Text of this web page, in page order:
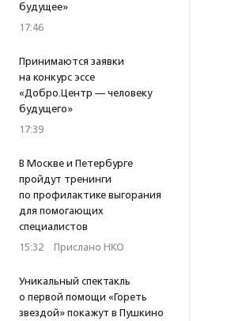
будущее»
17:46
Принимаются заявки
на конкурс эссе
«Добро.Центр — человеку
будущего»
17:39
В Москве и Петербурге
пройдут тренинги
по профилактике выгорания
для помогающих
специалистов
15:32 · Прислано НКО
Уникальный спектакль
о первой помощи «Гореть
звездой» покажут в Пушкино